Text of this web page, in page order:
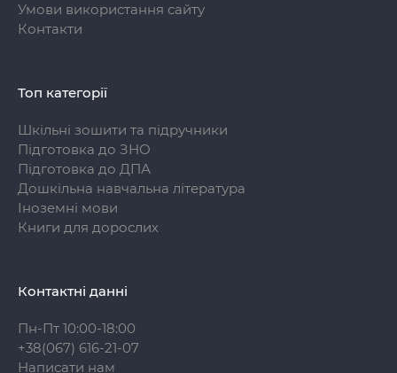
Умови використання сайту
Контакти
Топ категорії
Шкільні зошити та підручники
Підготовка до ЗНО
Підготовка до ДПА
Дошкільна навчальна література
Іноземні мови
Книги для дорослих
Контактні данні
Пн-Пт 10:00-18:00
+38(067) 616-21-07
Написати нам